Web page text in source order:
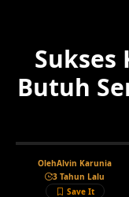
Sukses
Butuh
OlehAlvin Karunia
3 Tahun Lalu